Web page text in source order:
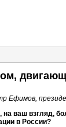
Ефимов,
на ваш взгляд,
в России?